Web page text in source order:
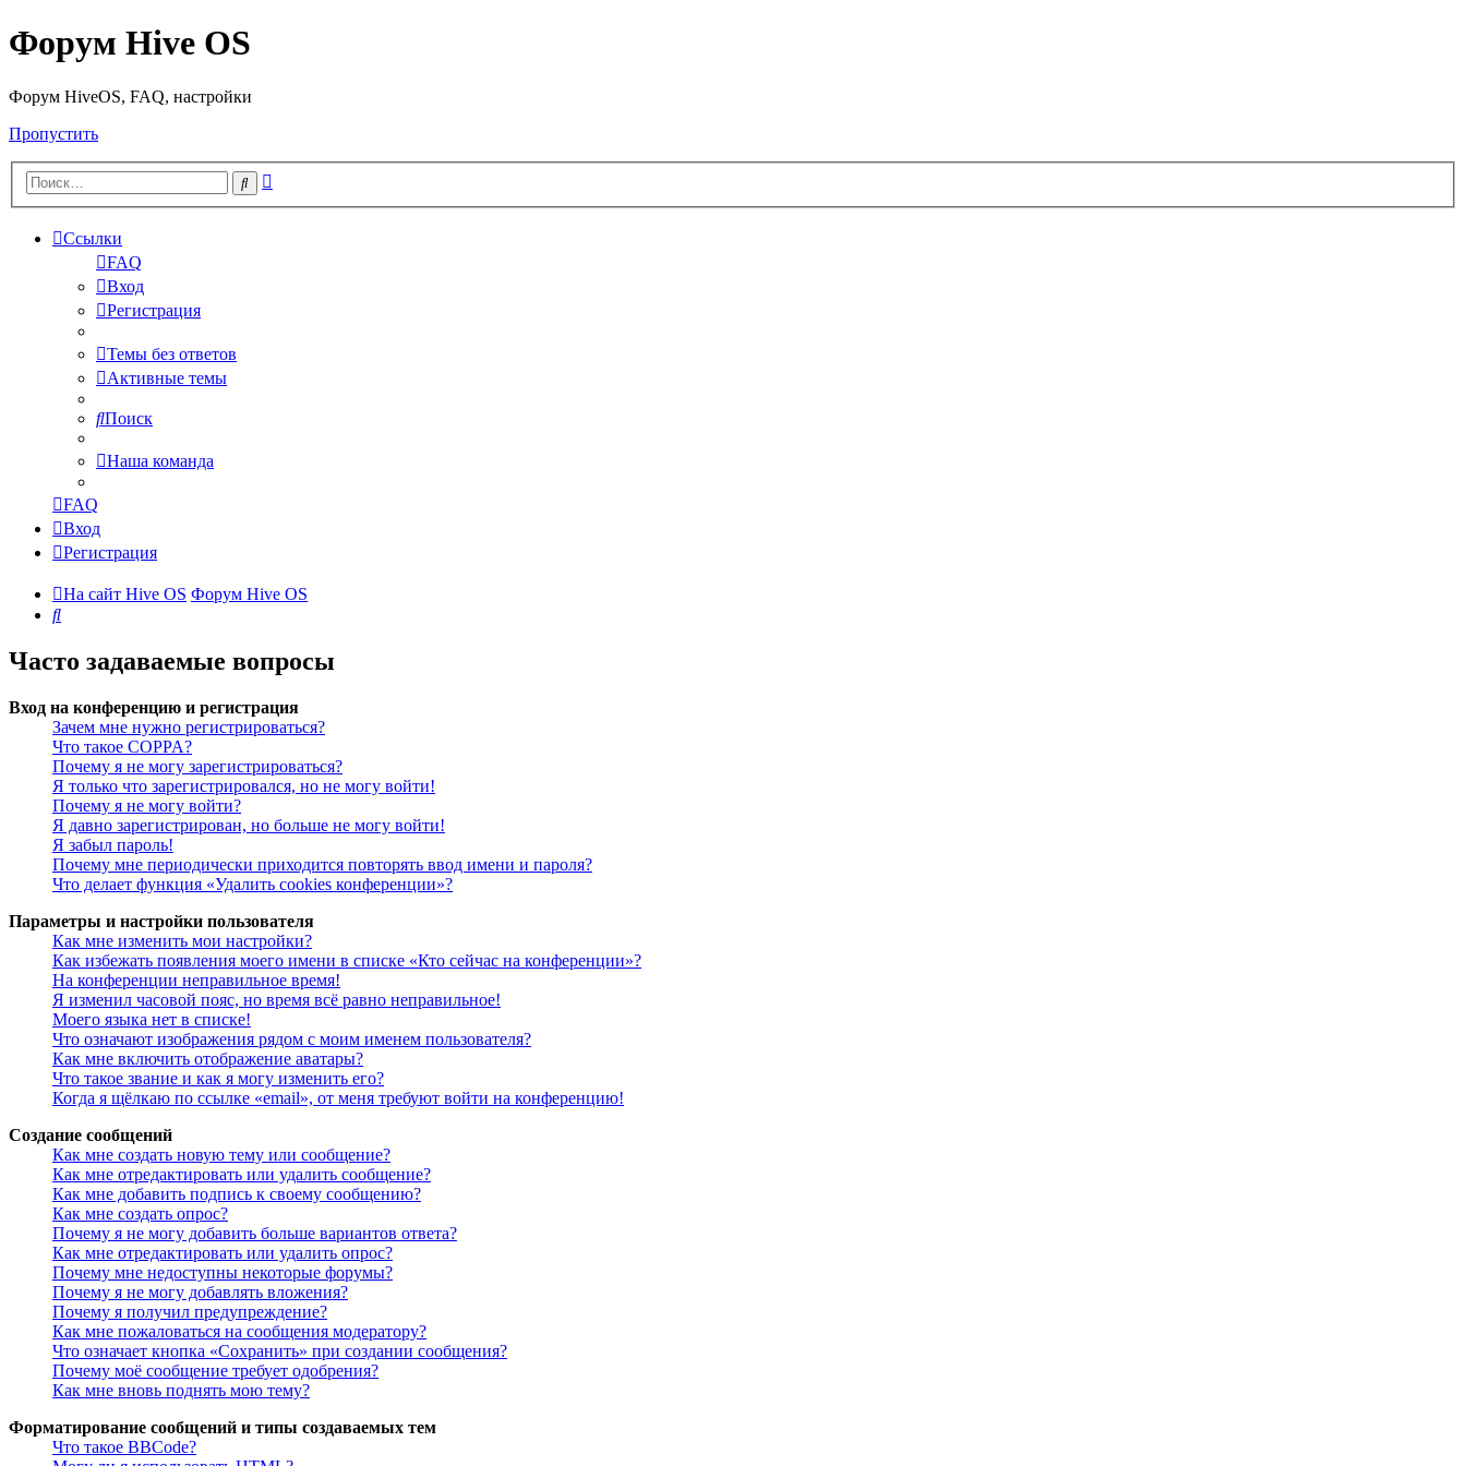
Форум Hive OS
Форум HiveOS, FAQ, настройки
Пропустить
Поиск
Ссылки
FAQ
Вход
Регистрация
Темы без ответов
Активные темы
Поиск
Наша команда
FAQ
Вход
Регистрация
На сайт Hive OS Форум Hive OS
Поиск
Часто задаваемые вопросы
Вход на конференцию и регистрация
Зачем мне нужно регистрироваться?
Что такое COPPA?
Почему я не могу зарегистрироваться?
Я только что зарегистрировался, но не могу войти!
Почему я не могу войти?
Я давно зарегистрирован, но больше не могу войти!
Я забыл пароль!
Почему мне периодически приходится повторять ввод имени и пароля?
Что делает функция «Удалить cookies конференции»?
Параметры и настройки пользователя
Как мне изменить мои настройки?
Как избежать появления моего имени в списке «Кто сейчас на конференции»?
На конференции неправильное время!
Я изменил часовой пояс, но время всё равно неправильное!
Моего языка нет в списке!
Что означают изображения рядом с моим именем пользователя?
Как мне включить отображение аватары?
Что такое звание и как я могу изменить его?
Когда я щёлкаю по ссылке «email», от меня требуют войти на конференцию!
Создание сообщений
Как мне создать новую тему или сообщение?
Как мне отредактировать или удалить сообщение?
Как мне добавить подпись к своему сообщению?
Как мне создать опрос?
Почему я не могу добавить больше вариантов ответа?
Как мне отредактировать или удалить опрос?
Почему мне недоступны некоторые форумы?
Почему я не могу добавлять вложения?
Почему я получил предупреждение?
Как мне пожаловаться на сообщения модератору?
Что означает кнопка «Сохранить» при создании сообщения?
Почему моё сообщение требует одобрения?
Как мне вновь поднять мою тему?
Форматирование сообщений и типы создаваемых тем
Что такое BBCode?